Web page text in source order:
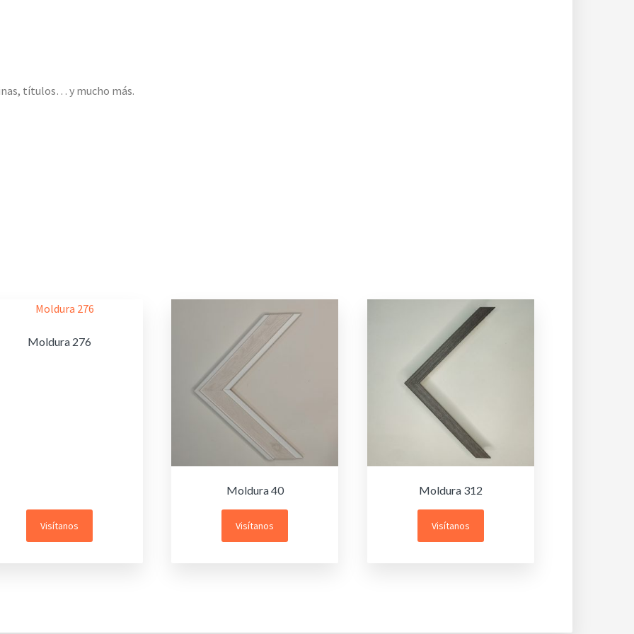
títulos… y mucho más.
Moldura 276
Visítanos
Moldura 40
Visítanos
Moldura 312
Visítanos